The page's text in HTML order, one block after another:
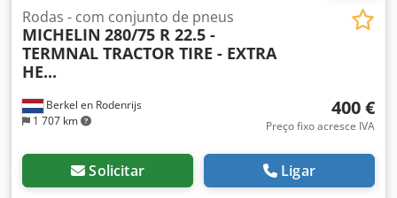
Berkel en Rodenrijs
1 707 km
Rodas - com conjunto de pneus
MICHELIN 280/75 R 22.5 -
TERMNAL TRACTOR TIRE - EXTRA
HE...
400 €
Preço fixo acresce IVA
Solicitar Ligar